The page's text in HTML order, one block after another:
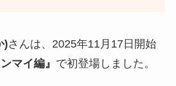
)さんは、2025年11月17日開始
マイ編』 で初登場しました。